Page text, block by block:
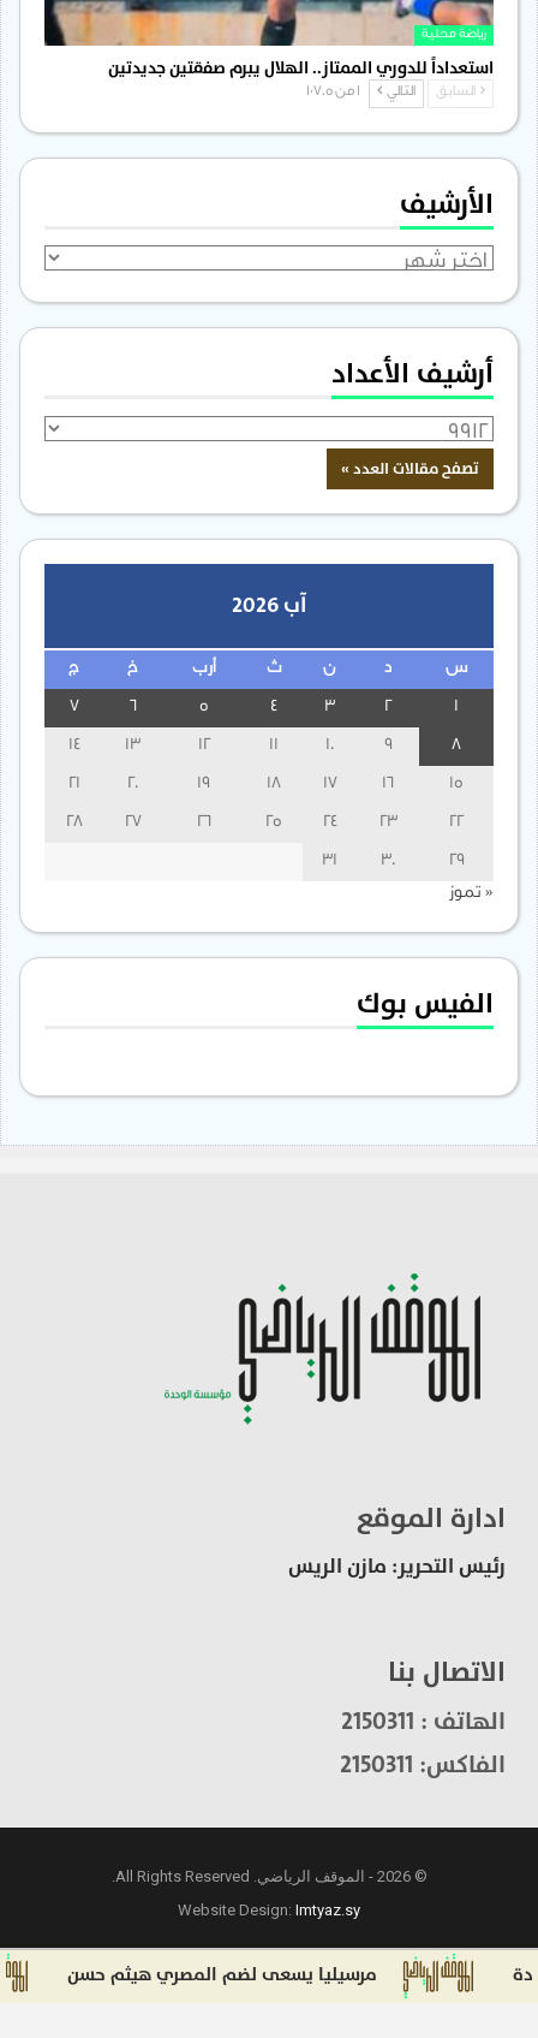
رياضة محلية
استعداداً للدوري الممتاز.. الهلال يبرم صفقتين جديدتين
السابق التالي
الأرشيف
الأرشيف
أرشيف الأعداد
آب 2026
س ن ث أرب خ ج
3
13
14
15
16
17
18
19
20
21
22
23
24
25
26
27
28
29
30
31
« تموز
الفيس بوك
ادارة الموقع
رئيس التحرير: مازن الريس
الاتصال بنا
الهاتف : 2150311
الفاكس: 2150311
© 2026 - الموقف الرياضي. All Rights Reserved.
Website Design:Imtyaz.sy
مرسيليا يسعى لضم المصري هيثم حسن